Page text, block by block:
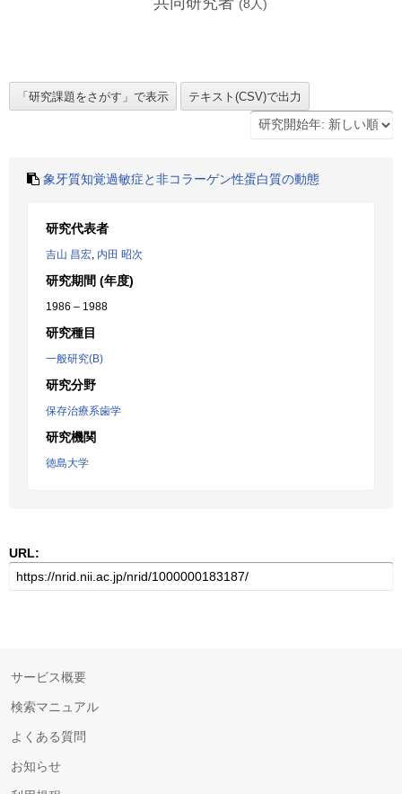
(8 人)
象牙質知覚過敏症と非コラーゲン性蛋白質の動態
研究代表者
吉山 昌宏, 内田 昭次
研究期間 (年度)
1986 – 1988
研究種目
一般研究(B)
研究分野
保存治療系歯学
研究機関
徳島大学
URL:
サービス概要
検索マニュアル
よくある質問
お知らせ